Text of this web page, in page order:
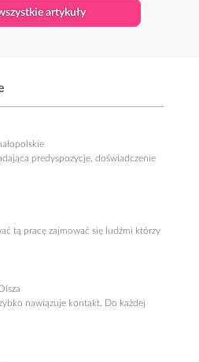
artykuły
predyspozycje, doświadczenie
tą pracę zajmować się ludźmi którzy
nawiązuje kontakt. Do każdej